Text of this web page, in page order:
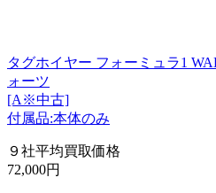
タグホイヤー フォーミュラ1
ォーツ
[A※中古]
付属品:本体のみ
９社平均買取価格
72,000円